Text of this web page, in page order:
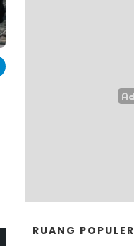
RUANG POPULER